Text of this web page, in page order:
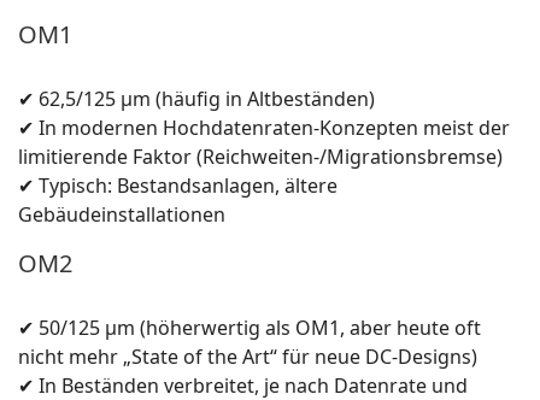
OM1
✔ 62,5/125 µm (häufig in Altbeständen)
✔ In modernen Hochdatenraten-Konzepten meist der
limitierende Faktor (Reichweiten-/Migrationsbremse)
✔ Typisch: Bestandsanlagen, ältere
Gebäudeinstallationen
OM2
✔ 50/125 µm (höherwertig als OM1, aber heute oft
nicht mehr „State of the Art“ für neue DC-Designs)
✔ In Beständen verbreitet, je nach Datenrate und